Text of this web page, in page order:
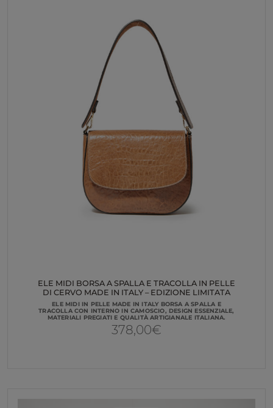
ELE MIDI BORSA A SPALLA E TRACOLLA IN PELLE
DI CERVO MADE IN ITALY – EDIZIONE LIMITATA
ELE MIDI IN PELLE MADE IN ITALY BORSA A SPALLA E
TRACOLLA CON INTERNO IN CAMOSCIO, DESIGN ESSENZIALE,
MATERIALI PREGIATI E QUALITÀ ARTIGIANALE ITALIANA.
378,00€